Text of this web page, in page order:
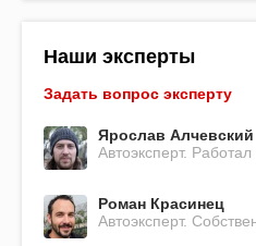
Наши эксперты
Задать вопрос эксперту
Ярослав Алчевский
Автоэксперт.
Роман Красинец
Автоэксперт.